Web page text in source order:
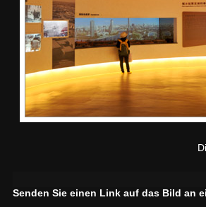
Senden Sie einen Link auf das Bild an